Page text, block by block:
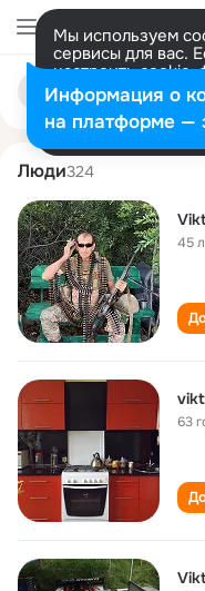
Мы используем
сервисы для вас.
настроить
представитель.
Разрешить все
Поиск
людям
viktor simonenko
Люди324
45
63
Информация о
на платформе —